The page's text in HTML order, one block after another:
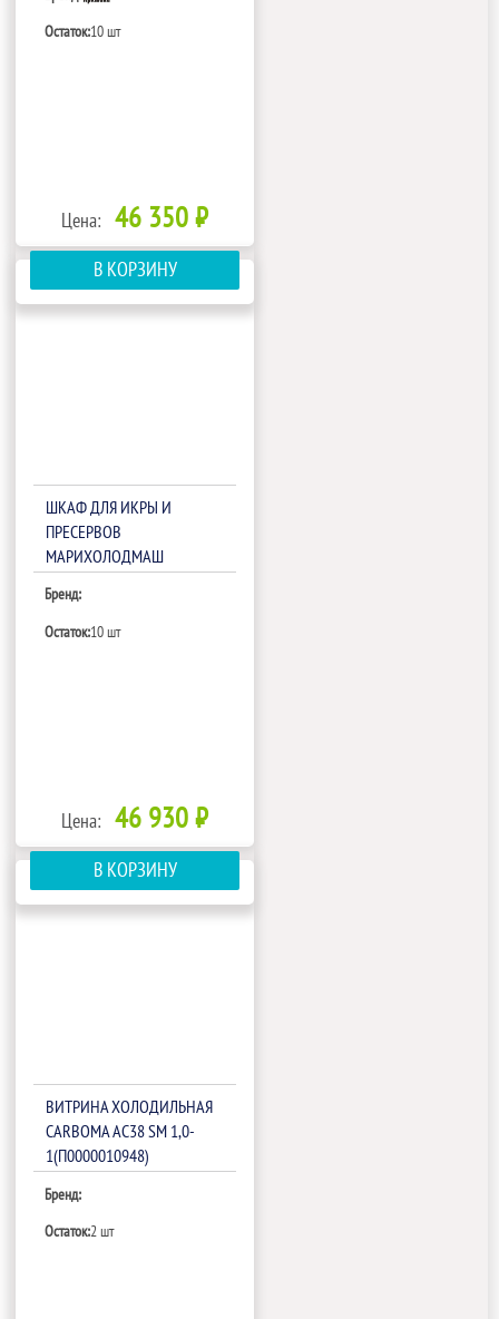
Остаток:10 шт
Цена: 46 350 ₽
В КОРЗИНУ
ШКАФ ДЛЯ ИКРЫ И
ПРЕСЕРВОВ
МАРИХОЛОДМАШ
МЕХ.ЗАМКОМ
Бренд:
Остаток:10 шт
Цена: 46 930 ₽
В КОРЗИНУ
ВИТРИНА ХОЛОДИЛЬНАЯ
CARBOMA AC38 SM 1,0-
1(П0000010948)
Бренд:
Остаток:2 шт